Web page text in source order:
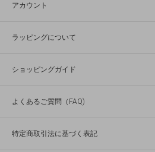
アカウント
ラッピングについて
ショッピングガイド
よくあるご質問（FAQ)
特定商取引法に基づく表記